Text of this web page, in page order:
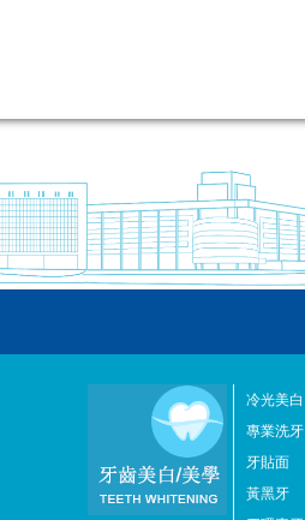
冷光美白
專業洗牙
牙貼面
黃黑牙